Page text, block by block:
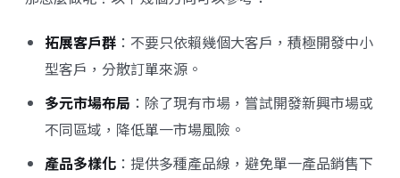
拓展客戶群 ：不要只依賴幾個大客戶，積極開發中小
型客戶，分散訂單來源。
多元市場布局 ：除了現有市場，嘗試開發新興市場或
不同區域，降低單一市場風險。
產品多樣化 ：提供多種產品線，避免單一產品銷售下